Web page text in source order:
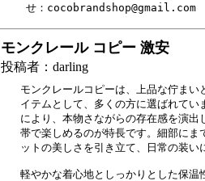
せ：cocobrandshop@gmail.com
モンクレール コピー 激安
投稿者：darling
モンクレールコピーは、上品な佇ま
イテムとして、多くの方に選ばれて
により、本物さながらの存在感を演
帯で楽しめるのが特長です。細部にま
ットの美しさを引き立て、日常の装
軽やかな着心地としっかりとした保温